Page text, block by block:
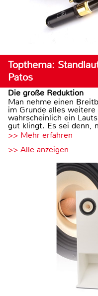
Topthema:
Patos
Die große Reduktion
Man nehme einen
im Grunde alles
wahrscheinlich ein
gut klingt. Es sei denn,
>> Mehr erfahren
>> Alle anzeigen